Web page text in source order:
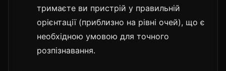
тримаєте ви пристрій у правильній
орієнтації (приблизно на рівні очей), що є
необхідною умовою для точного
розпізнавання.